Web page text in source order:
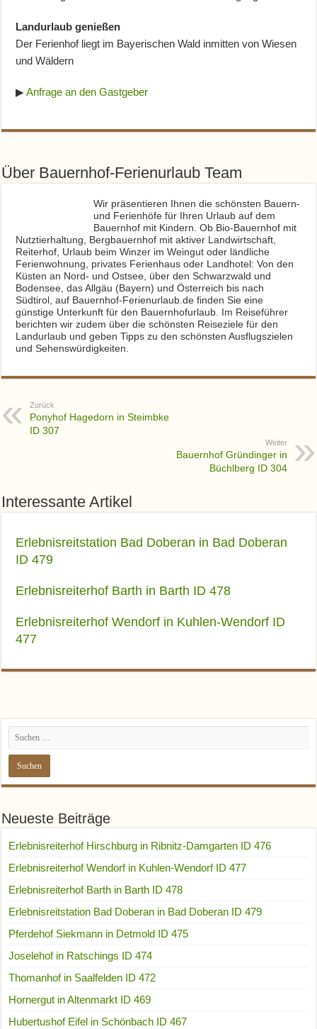
Landurlaub genießen
Der Ferienhof liegt im Bayerischen Wald inmitten von Wiesen
und Wäldern
▶Anfrage an den Gastgeber
Über Bauernhof-Ferienurlaub Team
Wir präsentieren Ihnen die schönsten Bauern-
und Ferienhöfe für Ihren Urlaub auf dem
Bauernhof mit Kindern. Ob Bio-Bauernhof mit
Nutztierhaltung, Bergbauernhof mit aktiver Landwirtschaft,
Reiterhof, Urlaub beim Winzer im Weingut oder ländliche
Ferienwohnung, privates Ferienhaus oder Landhotel: Von den
Küsten an Nord- und Ostsee, über den Schwarzwald und
Bodensee, das Allgäu (Bayern) und Österreich bis nach
Südtirol, auf Bauernhof-Ferienurlaub.de finden Sie eine
günstige Unterkunft für den Bauernhofurlaub. Im Reiseführer
berichten wir zudem über die schönsten Reiseziele für den
Landurlaub und geben Tipps zu den schönsten Ausflugszielen
und Sehenswürdigkeiten.
Zurück
Ponyhof Hagedorn in Steimbke
ID 307
Weiter
Bauernhof Gründinger in
Büchlberg ID 304
Interessante Artikel
Erlebnisreitstation Bad Doberan in Bad Doberan
ID 479
Erlebnisreiterhof Barth in Barth ID 478
Erlebnisreiterhof Wendorf in Kuhlen-Wendorf ID
477
Neueste Beiträge
Erlebnisreiterhof Hirschburg in Ribnitz-Damgarten ID 476
Erlebnisreiterhof Wendorf in Kuhlen-Wendorf ID 477
Erlebnisreiterhof Barth in Barth ID 478
Erlebnisreitstation Bad Doberan in Bad Doberan ID 479
Pferdehof Siekmann in Detmold ID 475
Joselehof in Ratschings ID 474
Thomanhof in Saalfelden ID 472
Hornergut in Altenmarkt ID 469
Hubertushof Eifel in Schönbach ID 467